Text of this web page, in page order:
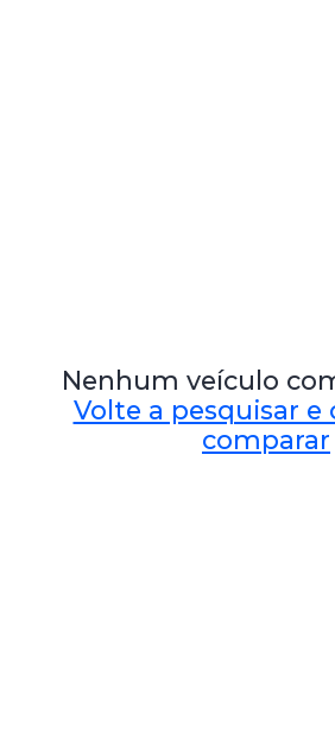
Nenhum veículo
Volte a pesquisar e
comparar